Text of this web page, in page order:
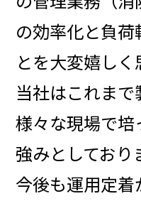
の効率化と負荷
とを大変嬉しく
当社はこれまで
様々な現場で培
強みとしており
今後も運用定着